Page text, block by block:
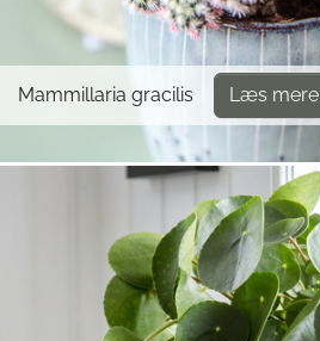
Mammillaria gracilis Læs mere